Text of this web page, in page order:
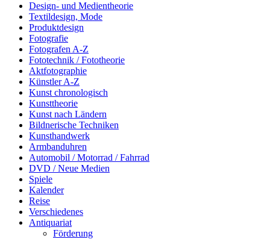
Design- und Medientheorie
Textildesign, Mode
Produktdesign
Fotografie
Fotografen A-Z
Fototechnik / Fototheorie
Aktfotographie
Künstler A-Z
Kunst chronologisch
Kunsttheorie
Kunst nach Ländern
Bildnerische Techniken
Kunsthandwerk
Armbanduhren
Automobil / Motorrad / Fahrrad
DVD / Neue Medien
Spiele
Kalender
Reise
Verschiedenes
Antiquariat
Förderung